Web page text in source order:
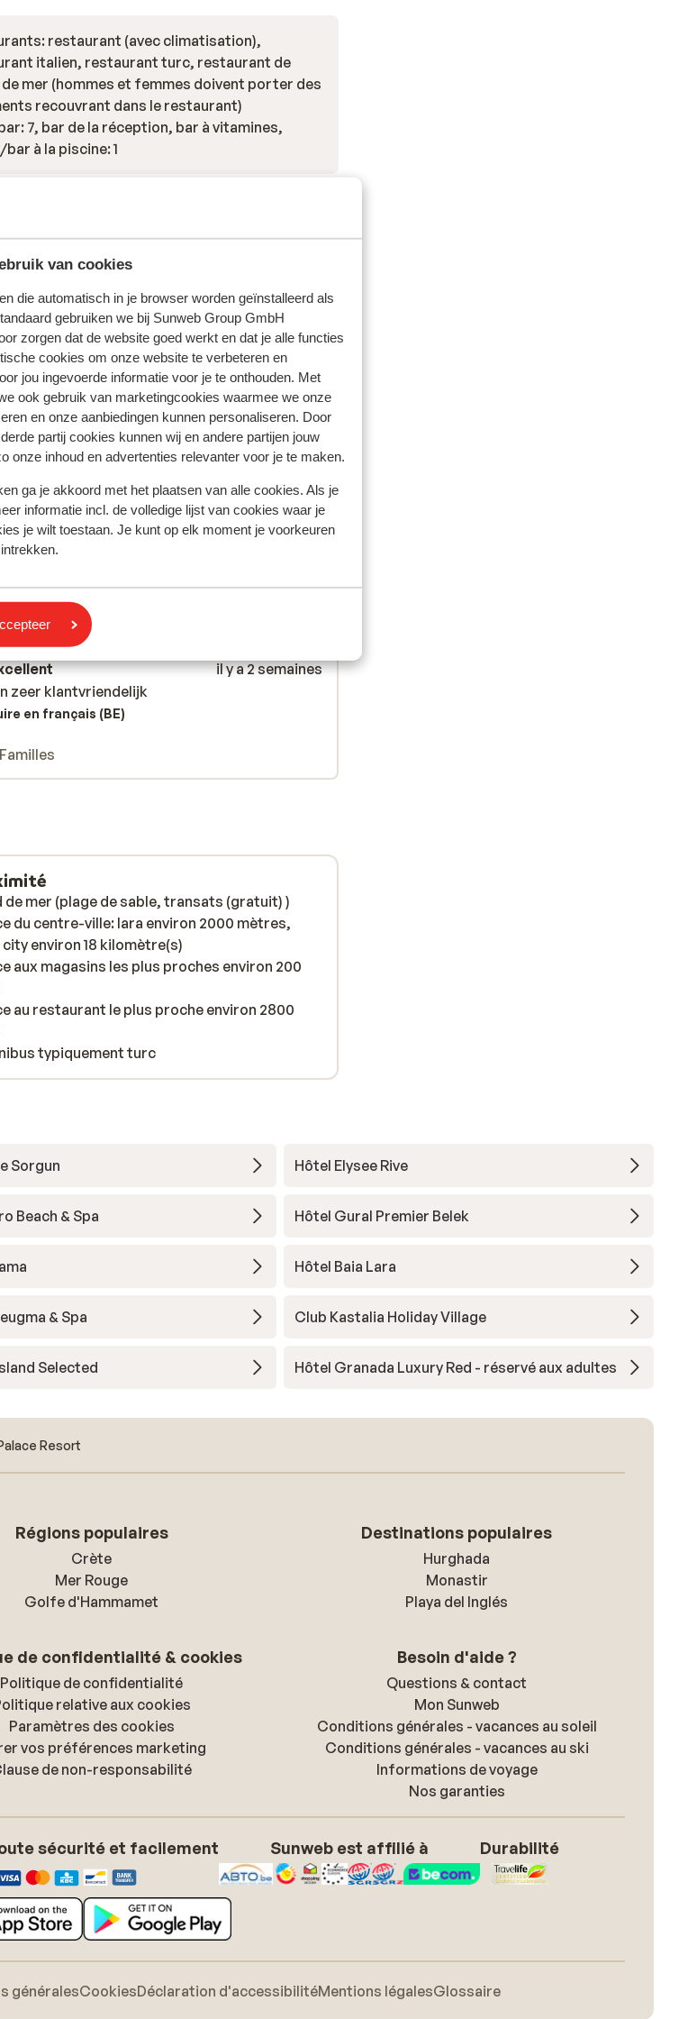
van cookies
die automatisch in je browser worden geïnstalleerd als
gebruiken we bij Sunweb Group GmbH
zorgen dat de website goed werkt en dat je alle functies
cookies om onze website te verbeteren en
jou ingevoerde informatie voor je te onthouden. Met
ook gebruik van marketingcookies waarmee we onze
en onze aanbiedingen kunnen personaliseren. Door
partij cookies kunnen wij en andere partijen jouw
onze inhoud en advertenties relevanter voor je te maken.
ga je akkoord met het plaatsen van alle cookies. Als je
informatie incl. de volledige lijst van cookies waar je
je wilt toestaan. Je kunt op elk moment je voorkeuren
restaurant (avec climatisation),
italien, restaurant turc, restaurant de
mer (hommes et femmes doivent porter des
recouvrant dans le restaurant)
7, bar de la réception, bar à vitamines,
à la piscine: 1
expérience avec notre produit.
il y a 2 semaines
zeer klantvriendelijk
zeer klantvriendelijk
en français (BE)
Familles
de mer (plage de sable, transats (gratuit) )
du centre-ville: lara environ 2000 mètres,
environ 18 kilomètre(s)
aux magasins les plus proches environ 200
au restaurant le plus proche environ 2800
typiquement turc
Sorgun Hôtel Elysee Rive
Beach & Spa Hôtel Gural Premier Belek
Hôtel Baia Lara
& Spa Club Kastalia Holiday Village
Selected Hôtel Granada Luxury Red - réservé aux adultes
Resort
Régions populaires
Crète
Mer Rouge
Golfe d'Hammamet
Destinations populaires
Hurghada
Monastir
Playa del Inglés
de confidentialité & cookies
Politique de confidentialité
relative aux cookies
Paramètres des cookies
vos préférences marketing
de non-responsabilité
Besoin d'aide ?
Questions & contact
Mon Sunweb
Conditions générales - vacances au soleil
Conditions générales - vacances au ski
Informations de voyage
Nos garanties
sécurité et facilement Sunweb est affilié à Durabilité
généralesCookiesDéclaration d'accessibilitéMentions légalesGlossaire